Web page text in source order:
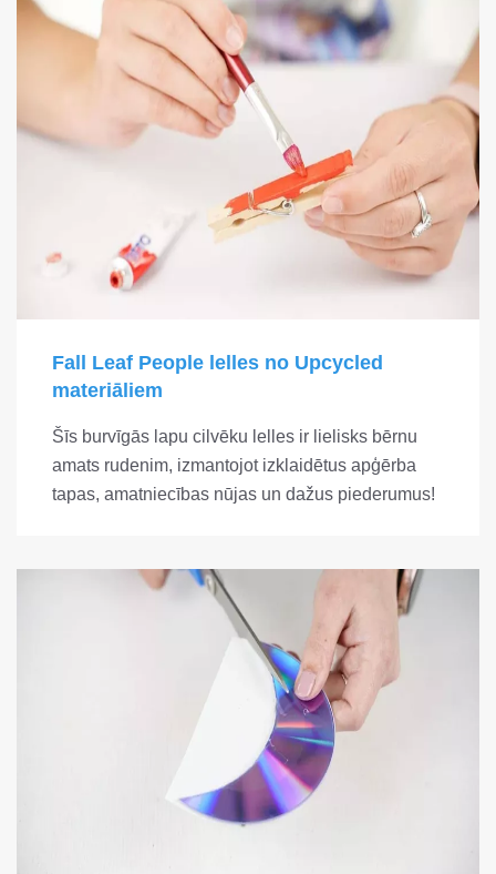
Fall Leaf People lelles no Upcycled
materiāliem
Šīs burvīgās lapu cilvēku lelles ir lielisks bērnu
amats rudenim, izmantojot izklaidētus apģērba
tapas, amatniecības nūjas un dažus piederumus!